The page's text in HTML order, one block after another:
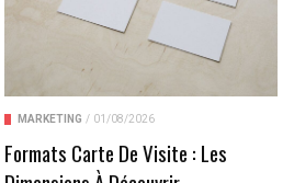
MARKETING / 01/08/2026
Formats Carte De Visite : Les
01/08/2026
: Comment Choisir Un Logement Adapté
/ 31/07/2026